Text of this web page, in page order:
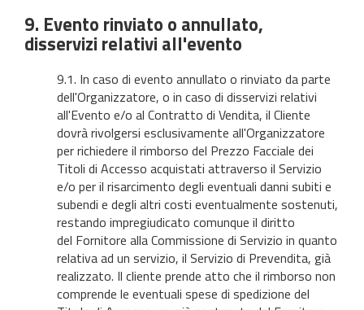
9. Evento rinviato o annullato,
disservizi relativi all'evento
9.1. In caso di evento annullato o rinviato da parte
dell'Organizzatore, o in caso di disservizi relativi
all'Evento e/o al Contratto di Vendita, il Cliente
dovrà rivolgersi esclusivamente all'Organizzatore
per richiedere il rimborso del Prezzo Facciale dei
Titoli di Accesso acquistati attraverso il Servizio
e/o per il risarcimento degli eventuali danni subiti e
subendi e degli altri costi eventualmente sostenuti,
restando impregiudicato comunque il diritto
del Fornitore alla Commissione di Servizio in quanto
relativa ad un servizio, il Servizio di Prevendita, già
realizzato. Il cliente prende atto che il rimborso non
comprende le eventuali spese di spedizione del